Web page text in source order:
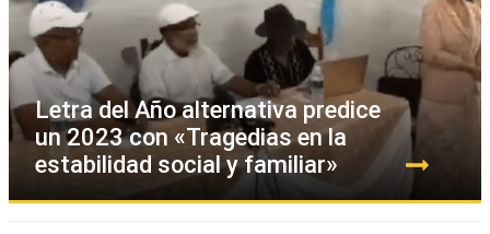
Letra del Año alternativa predice
un 2023 con «Tragedias en la
estabilidad social y familiar»